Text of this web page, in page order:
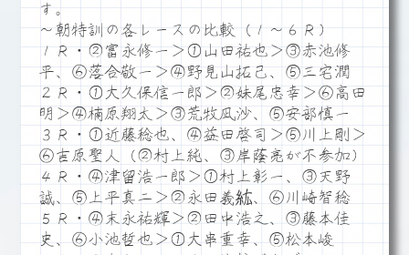
す。
～朝特訓の各レースの比較（１～６Ｒ）
１Ｒ・②富永修一＞①山田祐也＞③赤池修
平、⑥落合敬一＞④野見山拓己、⑤三宅潤
２Ｒ・①大久保信一郎＞②妹尾忠幸＞⑥高田
明＞④楠原翔太＞③荒牧凪沙、⑤安部慎一
３Ｒ・①近藤稔也、④益田啓司＞⑤川上剛＞
⑥吉原聖人（②村上純、③岸蔭亮が不参加）
４Ｒ・④津留浩一郎＞①村上彰一、③天野
誠、⑤上平真二＞②永田義紘、⑥川崎智稔
５Ｒ・④末永祐輝＞②田中浩之、③藤本佳
史、⑥小池哲也＞①大串重幸、⑤松本峻